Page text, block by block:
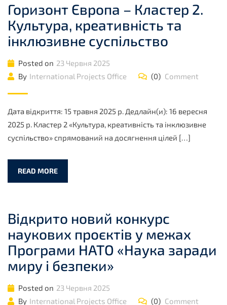
Горизонт Європа – Кластер 2.
Культура, креативність та
інклюзивне суспільство
Posted on 23 Червня 2025
By International Projects Office (0) Comment
Дата відкриття: 15 травня 2025 р. Дедлайн(и): 16 вересня
2025 р. Кластер 2 «Культура, креативність та інклюзивне
суспільство» спрямований на досягнення цілей […]
READ MORE
Відкрито новий конкурс
наукових проєктів у межах
Програми НАТО «Наука заради
миру і безпеки»
Posted on 23 Червня 2025
By International Projects Office (0) Comment